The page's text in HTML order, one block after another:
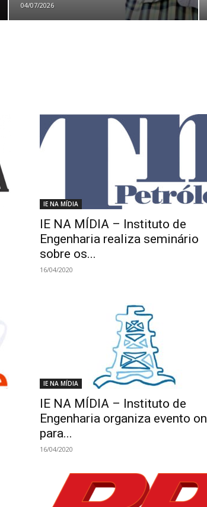
04/07/2026
IE NA MÍDIA
IE NA MÍDIA – Instituto de
Engenharia realiza seminário
sobre os...
16/04/2020
IE NA MÍDIA
IE NA MÍDIA – Instituto de
Engenharia organiza evento
para...
16/04/2020